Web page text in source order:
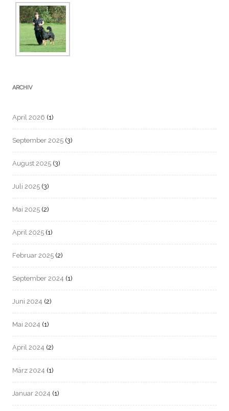
ARCHIV
April 2026 (1)
September 2025 (3)
August 2025 (3)
Juli 2025 (3)
Mai 2025 (2)
April 2025 (1)
Februar 2025 (2)
September 2024 (1)
Juni 2024 (2)
Mai 2024 (1)
April 2024 (2)
März 2024 (1)
Januar 2024 (1)